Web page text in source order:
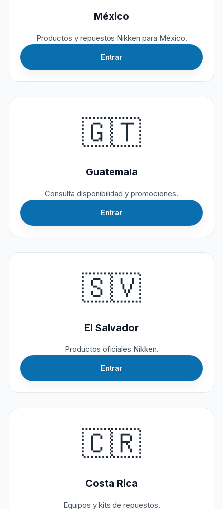
México
Productos y repuestos Nikken para México.
Entrar
🇬🇹
Guatemala
Consulta disponibilidad y promociones.
Entrar
🇸🇻
El Salvador
Productos oficiales Nikken.
Entrar
🇨🇷
Costa Rica
Equipos y kits de repuestos.